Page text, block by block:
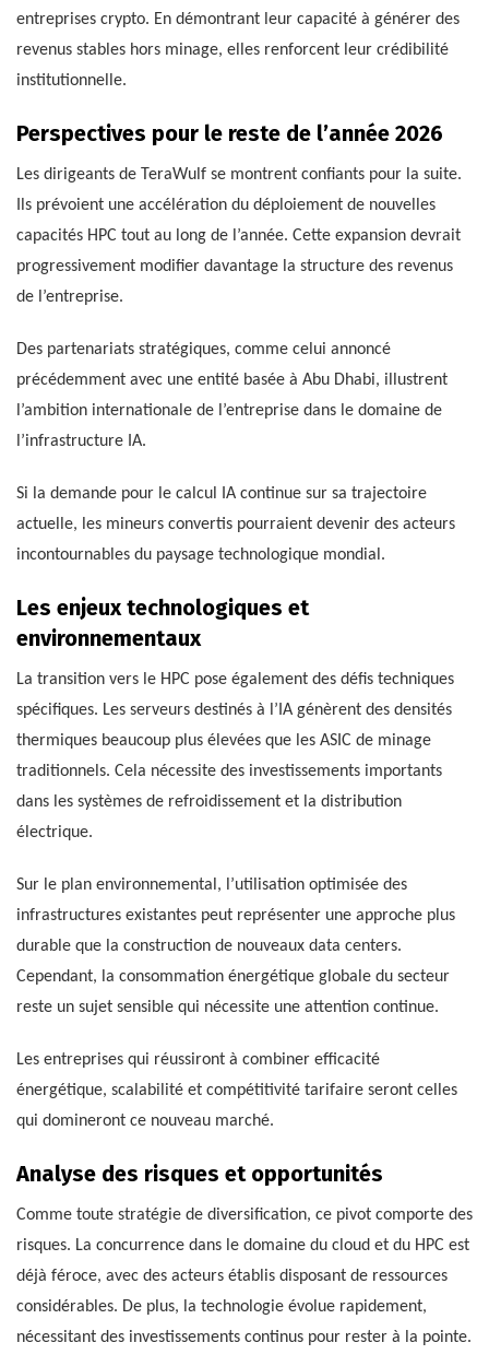
entreprises crypto. En démontrant leur capacité à générer des
revenus stables hors minage, elles renforcent leur crédibilité
institutionnelle.
Perspectives pour le reste de l’année 2026
Les dirigeants de TeraWulf se montrent confiants pour la suite.
Ils prévoient une accélération du déploiement de nouvelles
capacités HPC tout au long de l’année. Cette expansion devrait
progressivement modifier davantage la structure des revenus
de l’entreprise.
Des partenariats stratégiques, comme celui annoncé
précédemment avec une entité basée à Abu Dhabi, illustrent
l’ambition internationale de l’entreprise dans le domaine de
l’infrastructure IA.
Si la demande pour le calcul IA continue sur sa trajectoire
actuelle, les mineurs convertis pourraient devenir des acteurs
incontournables du paysage technologique mondial.
Les enjeux technologiques et
environnementaux
La transition vers le HPC pose également des défis techniques
spécifiques. Les serveurs destinés à l’IA génèrent des densités
thermiques beaucoup plus élevées que les ASIC de minage
traditionnels. Cela nécessite des investissements importants
dans les systèmes de refroidissement et la distribution
électrique.
Sur le plan environnemental, l’utilisation optimisée des
infrastructures existantes peut représenter une approche plus
durable que la construction de nouveaux data centers.
Cependant, la consommation énergétique globale du secteur
reste un sujet sensible qui nécessite une attention continue.
Les entreprises qui réussiront à combiner efficacité
énergétique, scalabilité et compétitivité tarifaire seront celles
qui domineront ce nouveau marché.
Analyse des risques et opportunités
Comme toute stratégie de diversification, ce pivot comporte des
risques. La concurrence dans le domaine du cloud et du HPC est
déjà féroce, avec des acteurs établis disposant de ressources
considérables. De plus, la technologie évolue rapidement,
nécessitant des investissements continus pour rester à la pointe.